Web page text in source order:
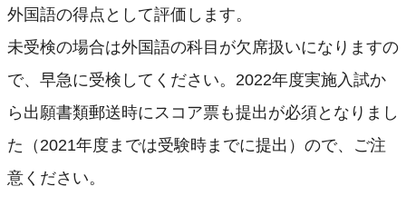
外国語の得点として評価します。
未受検の場合は外国語の科目が欠席扱いになりますの
で、早急に受検してください。2022年度実施入試か
ら出願書類郵送時にスコア票も提出が必須となりまし
た（2021年度までは受験時までに提出）ので、ご注
意ください。